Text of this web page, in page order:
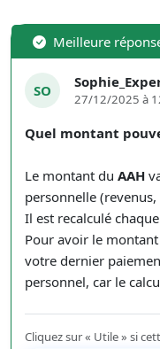
Meilleure
SO
27/12/2025 à
Quel montant
Le montant du AAH
personnelle
Il est recalculé
Pour avoir le
votre dernier
personnel, car le
Cliquez sur « Utile » si